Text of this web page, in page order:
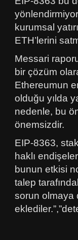
kurumsal
ETH’lerini
Messari
bir çözüm
Ethereumun
olduğu yılda
nedenle, bu
önemsizdir.
EIP-8363,
haklı
bunun etkisi
talep
sorun olmaya